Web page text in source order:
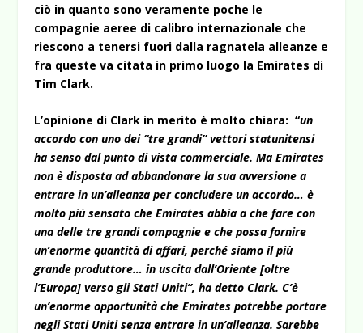
ciò in quanto sono veramente poche le
compagnie aeree di calibro internazionale che
riescono a tenersi fuori dalla ragnatela alleanze e
fra queste va citata in primo luogo la Emirates di
Tim Clark.
L’opinione di Clark in merito è molto chiara: “un
accordo con uno dei “tre grandi” vettori statunitensi
ha senso dal punto di vista commerciale. Ma Emirates
non è disposta ad abbandonare la sua avversione a
entrare in un’alleanza per concludere un accordo… è
molto più sensato che Emirates abbia a che fare con
una delle tre grandi compagnie e che possa fornire
un’enorme quantità di affari, perché siamo il più
grande produttore… in uscita dall’Oriente [oltre
l’Europa] verso gli Stati Uniti”, ha detto Clark. C’è
un’enorme opportunità che Emirates potrebbe portare
negli Stati Uniti senza entrare in un’alleanza. Sarebbe